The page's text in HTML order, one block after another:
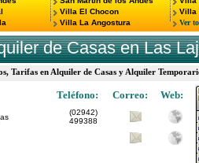
Villa El Chocon
Villa La Angostura
Villa
Ver
de Casas en Las
Tarifas en Alquiler de Casas y Alquiler
Teléfono: Correo: Web:
(02942)
499388